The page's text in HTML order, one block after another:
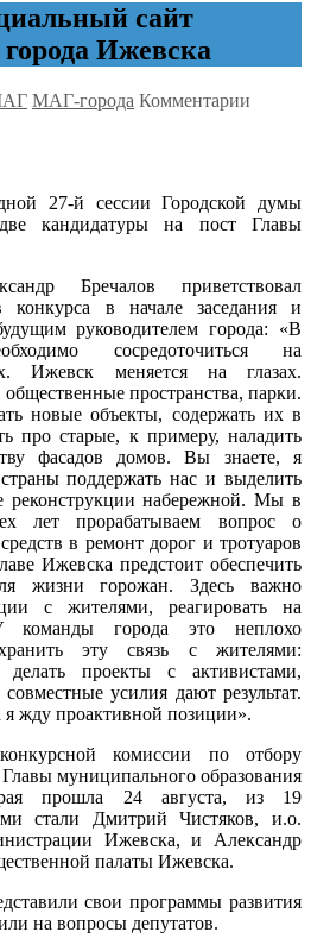
сайт
Ижевска
МАГ-города Комментарии
27-й сессии Городской думы
кандидатуры на пост Главы
Бречалов приветствовал
конкурса в начале заседания и
руководителем города: «В
сосредоточиться на
Ижевск меняется на глазах.
пространства, парки.
новые объекты, содержать их в
про старые, к примеру, наладить
фасадов домов. Вы знаете, я
поддержать нас и выделить
реконструкции набережной. Мы в
лет прорабатываем вопрос о
в ремонт дорог и тротуаров
Ижевска предстоит обеспечить
жизни горожан. Здесь важно
с жителями, реагировать на
команды города это неплохо
эту связь с жителями:
делать проекты с активистами,
усилия дают результат.
жду проактивной позиции».
комиссии по отбору
муниципального образования
прошла 24 августа, из 19
стали Дмитрий Чистяков, и.о.
Ижевска, и Александр
палаты Ижевска.
свои программы развития
на вопросы депутатов.